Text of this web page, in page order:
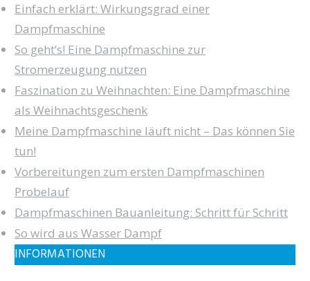
Einfach erklärt: Wirkungsgrad einer
Dampfmaschine
So geht’s! Eine Dampfmaschine zur
Stromerzeugung nutzen
Faszination zu Weihnachten: Eine Dampfmaschine
als Weihnachtsgeschenk
Meine Dampfmaschine läuft nicht – Das können Sie
tun!
Vorbereitungen zum ersten Dampfmaschinen
Probelauf
Dampfmaschinen Bauanleitung: Schritt für Schritt
So wird aus Wasser Dampf
INFORMATIONEN